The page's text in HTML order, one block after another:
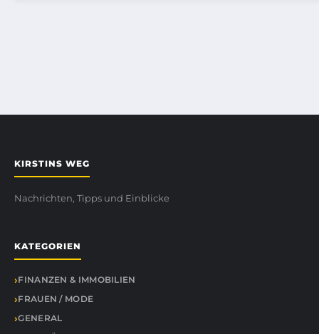
KIRSTINS WEG
Nachrichten, Tipps und Einblicke
KATEGORIEN
FINANZEN & IMMOBILIEN
FRAUEN / MODE
GENERAL